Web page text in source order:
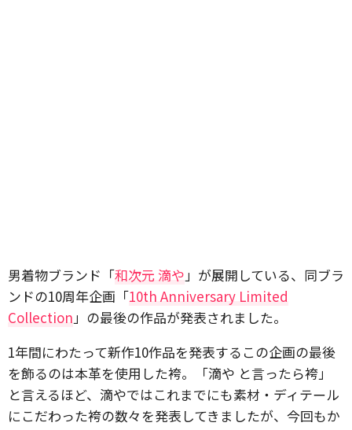
男着物ブランド「和次元 滴や」が展開している、同ブラ
ンドの10周年企画「10th Anniversary Limited
Collection」の最後の作品が発表されました。
1年間にわたって新作10作品を発表するこの企画の最後
を飾るのは本革を使用した袴。「滴や と言ったら袴」
と言えるほど、滴やではこれまでにも素材・ディテール
にこだわった袴の数々を発表してきましたが、今回もか